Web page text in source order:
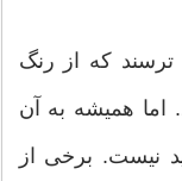
ترسند که از رنگ
اما همیشه به آن
نیست. برخی از